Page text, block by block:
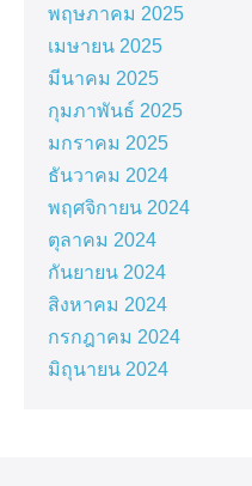
พฤษภาคม 2025
เมษายน 2025
มีนาคม 2025
กุมภาพันธ์ 2025
มกราคม 2025
ธันวาคม 2024
พฤศจิกายน 2024
ตุลาคม 2024
กันยายน 2024
สิงหาคม 2024
กรกฎาคม 2024
มิถุนายน 2024